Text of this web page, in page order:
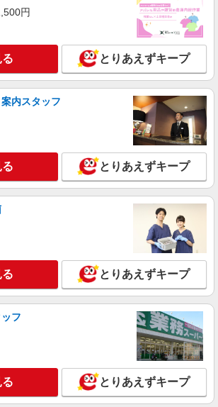
詳細を見る
1875980
イサービスSTAFF＊日払いOK！推し活の軍
時給1500円〜2125円 ＜日払い有/週払い有/交
詳細を見る
1907689
さくら市*デイでの生活補助☆スキルを身につ
時給1500円〜2150円 ＜日払い有/週払い有/交
費全支給(ガソリン代含む)＞
さくら市
詳細を見る
2068742
収入アップを全面サポート／小規模デイ
｜資格支援制度あり
円
とりあえずキープ
内スタッフ
とりあえずキープ
とりあえずキープ
フ
とりあえずキープ